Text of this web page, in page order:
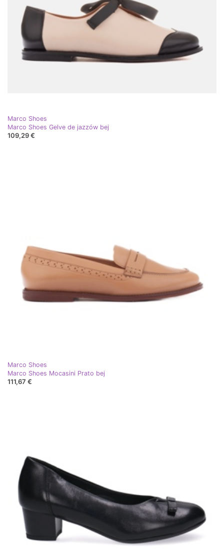
Marco Shoes
Marco Shoes Gelve de jazzów bej
109,29 €
Marco Shoes
Marco Shoes Mocasini Prato bej
111,67 €